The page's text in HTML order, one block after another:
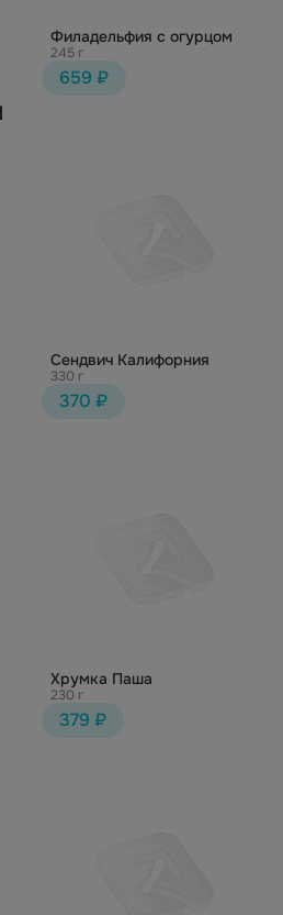
Филадельфия с огурцом
245 г
659 ₽
Сендвич Калифорния
330 г
370 ₽
Хрумка Паша
230 г
379 ₽